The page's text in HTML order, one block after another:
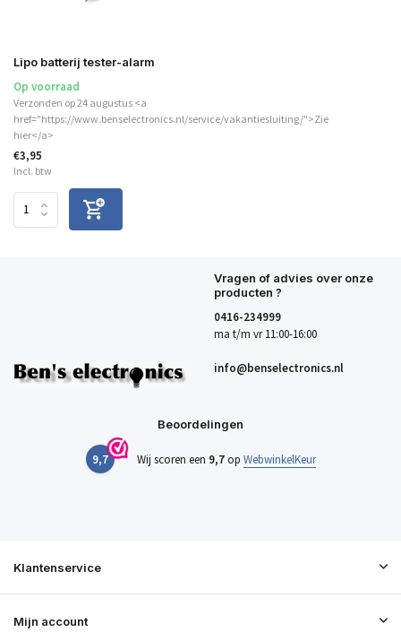
Lipo batterij tester-alarm
Op voorraad
Verzonden op 24 augustus <a
href="https://www.benselectronics.nl/service/vakantiesluiting/">Zie
hier</a>
€3,95
Incl. btw
Vragen of advies over onze
producten ?
0416-234999
ma t/m vr 11:00-16:00
info@benselectronics.nl
Beoordelingen
9,7 Wij scoren een 9,7op WebwinkelKeur
Klantenservice
Mijn account